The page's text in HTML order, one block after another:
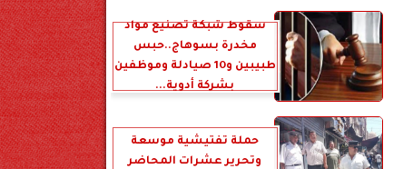
سقوط شبكة تصنيع مواد
مخدرة بسوهاج..حبس
طبيبين و10 صيادلة وموظفين
بشركة أدوية...
حملة تفتيشية موسعة
وتحرير عشرات المحاضر